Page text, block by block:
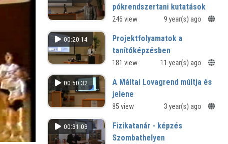
pókrendszertani kutatások
a Magyar Biológiai Társaság Állattani
246 view 9 year(s) ago
00:20:14
Projektfolyamatok a
tanítóképzésben
Záró szakmai konferencia
13/1-2013-0003
181 view 11 year(s) ago
00:50:32
A Máltai Lovagrend múltja és
jelene
Nyugdíjas egyetem előadásai - 2023
85 view 3 year(s) ago
00:31:03
Fizikatanár - képzés
Szombathelyen